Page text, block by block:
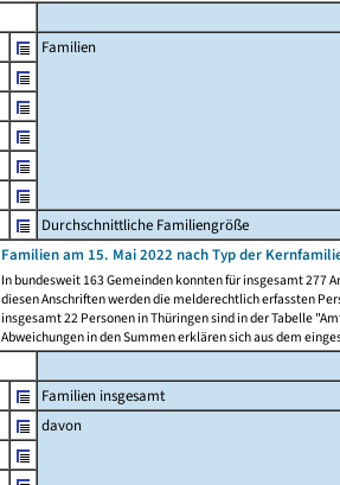
Familien
Durchschnittliche Familiengröße
Familien am 15. Mai 2022 nach Typ der
In bundesweit 163 Gemeinden konnten für insgesamt 277
diesen Anschriften werden die melderechtlich erfassten
insgesamt 22 Personen in Thüringen sind in der Tabelle
Abweichungen in den Summen erklären sich aus dem
Familien insgesamt
davon